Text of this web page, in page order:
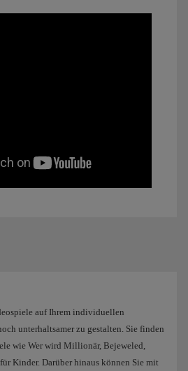
auf Ihrem individuellen
unterhaltsamer zu gestalten. Sie finden
wie Wer wird Millionär, Bejeweled,
Kinder. Darüber hinaus können Sie mit